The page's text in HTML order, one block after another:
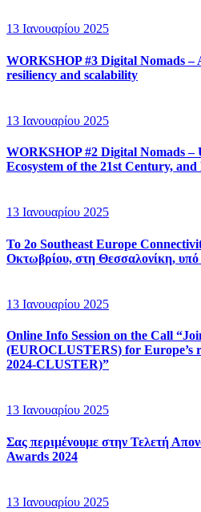
13 Ιανουαρίου 2025
WORKSHOP #3 Digital Nomads
resiliency and scalability
13 Ιανουαρίου 2025
WORKSHOP #2 Digital Nomads –
Ecosystem of the 21st Century,
13 Ιανουαρίου 2025
To 2o Southeast Europe
Οκτωβρίου, στη Θεσσαλονίκη,
13 Ιανουαρίου 2025
Online Info Session on the Call
(EUROCLUSTERS) for Europe’s
2024-CLUSTER)”
13 Ιανουαρίου 2025
Σας περιμένουμε στην Τελετή
Awards 2024
13 Ιανουαρίου 2025